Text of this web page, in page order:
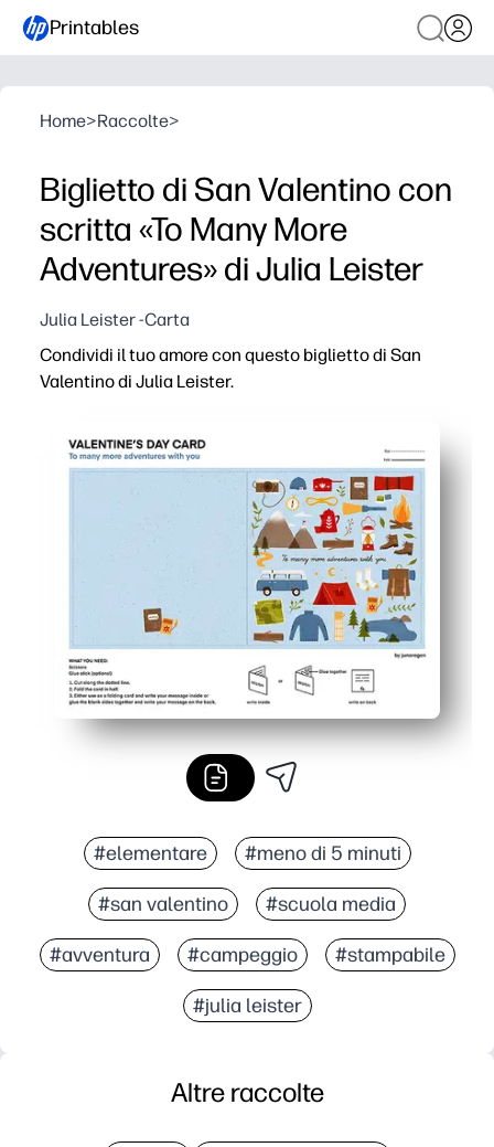
Printables
Home>Raccolte>
Biglietto di San Valentino con
scritta «To Many More
Adventures» di Julia Leister
Julia Leister -Carta
Condividi il tuo amore con questo biglietto di San
Valentino di Julia Leister.
#elementare #meno di 5 minuti
#san valentino #scuola media
#avventura #campeggio #stampabile
#julia leister
Altre raccolte